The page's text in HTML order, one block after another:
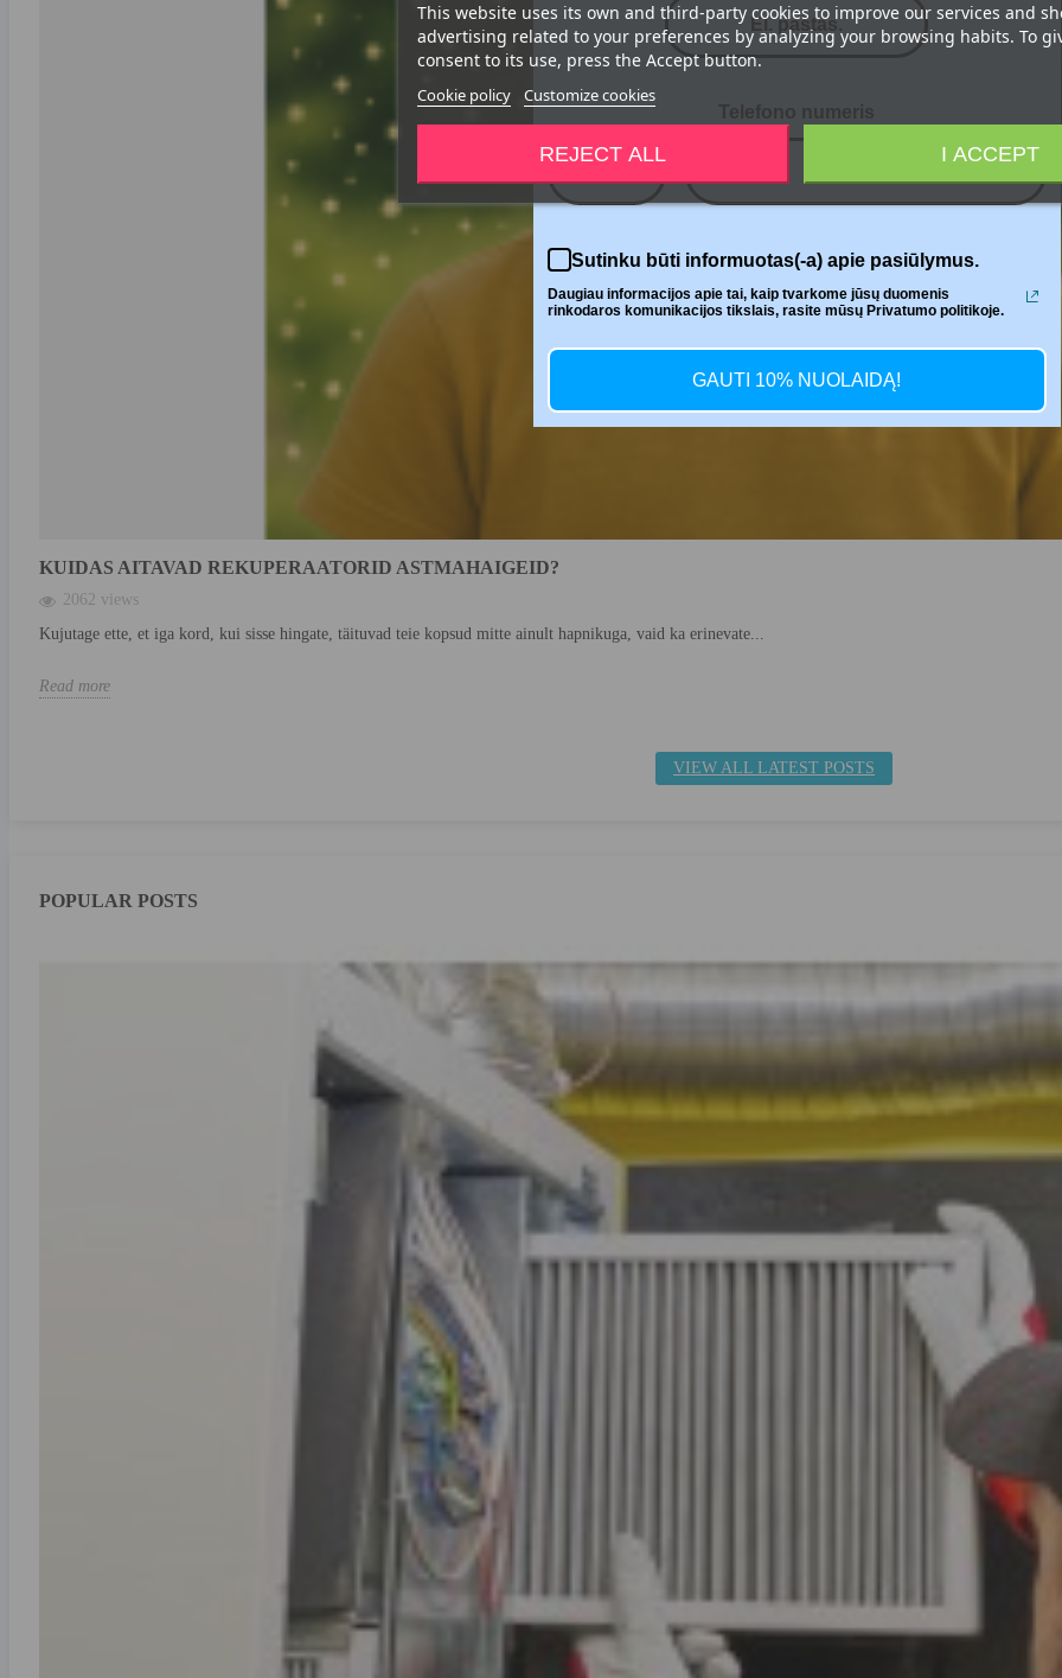
KUIDAS AITAVAD REKUPERAATORID ASTMAHAIGEID?
2062 views
Kujutage ette, et iga kord, kui sisse hingate, täituvad teie kopsud mitte ainult hapnikuga, vaid ka erinevate...
Read more
VIEW ALL LATEST POSTS
POPULAR POSTS
This website uses its own and third-party cookies to improve our services and
advertising related to your preferences by analyzing your browsing habits. To
consent to its use, press the Accept button.
Cookie policy Customize cookies
REJECT ALL I ACCEPT
Telefono numeris
Sutinku būti informuotas(-a) apie pasiūlymus.
Daugiau informacijos apie tai, kaip tvarkome jūsų duomenis
rinkodaros komunikacijos tikslais, rasite mūsų Privatumo politikoje.
GAUTI 10% NUOLAIDĄ!